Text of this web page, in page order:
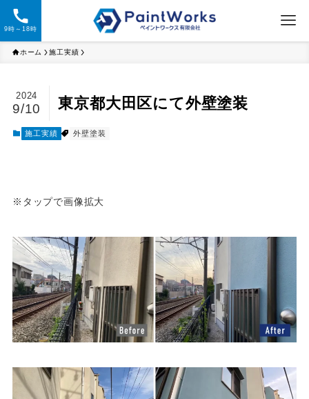
9時～18時
ホーム 施工実績
東京都大田区にて外壁塗装
2024
9/10
施工実績 外壁塗装
※ タップで画像拡大